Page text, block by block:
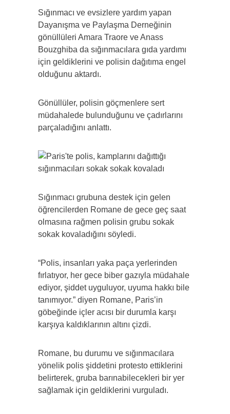
Sığınmacı ve evsizlere yardım yapan
Dayanışma ve Paylaşma Derneğinin
gönüllüleri Amara Traore ve Anass
Bouzghiba da sığınmacılara gıda yardımı
için geldiklerini ve polisin dağıtıma engel
olduğunu aktardı.
Gönüllüler, polisin göçmenlere sert
müdahalede bulunduğunu ve çadırlarını
parçaladığını anlattı.
Sığınmacı grubuna destek için gelen
öğrencilerden Romane de gece geç saat
olmasına rağmen polisin grubu sokak
sokak kovaladığını söyledi.
“Polis, insanları yaka paça yerlerinden
fırlatıyor, her gece biber gazıyla müdahale
ediyor, şiddet uyguluyor, uyuma hakkı bile
tanımıyor.” diyen Romane, Paris’in
göbeğinde içler acısı bir durumla karşı
karşıya kaldıklarının altını çizdi.
Romane, bu durumu ve sığınmacılara
yönelik polis şiddetini protesto ettiklerini
belirterek, gruba barınabilecekleri bir yer
sağlamak için geldiklerini vurguladı.